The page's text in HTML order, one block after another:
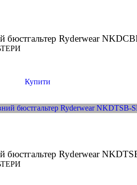
бюстгальтер Ryderwear
Купити
бюстгальтер Ryderwear